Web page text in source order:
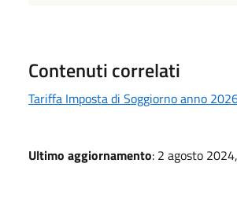
Contenuti correlati
Tariffa Imposta di Soggiorno anno
Ultimo aggiornamento: 2 agosto